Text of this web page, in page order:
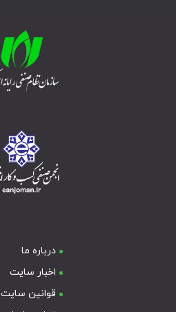
درباره ما
اخبار سایت
قوانین سایت